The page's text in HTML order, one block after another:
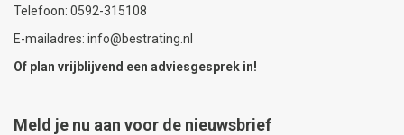
Telefoon: 0592-315108
E-mailadres: info@bestrating.nl
Of plan vrijblijvend een adviesgesprek in!
Meld je nu aan voor de nieuwsbrief